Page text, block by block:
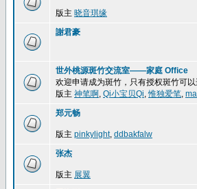
版主 晓音琪缘
謝君豪
世外桃源斑竹交流室——家庭 Office
欢迎申请成为斑竹，只有授权斑竹可
版主 神笔啊, Qi小宝贝Qi,惟独爱笔,
郑元畅
版主 pinkylight, ddbakfalw
张杰
版主 展翼